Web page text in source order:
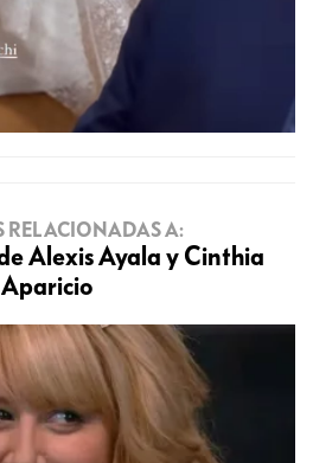
RELACIONADAS A:
Alexis Ayala y Cinthia
Aparicio